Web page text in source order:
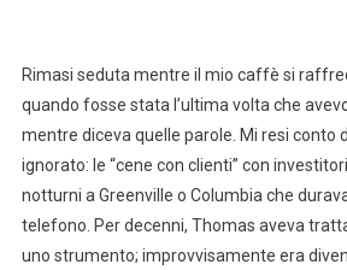
Rimasi seduta mentre il mio caffè si
quando fosse stata l’ultima volta che
mentre diceva quelle parole. Mi resi conto
ignorato: le “cene con clienti” con
notturni a Greenville o Columbia che
telefono. Per decenni, Thomas aveva
uno strumento; improvvisamente era